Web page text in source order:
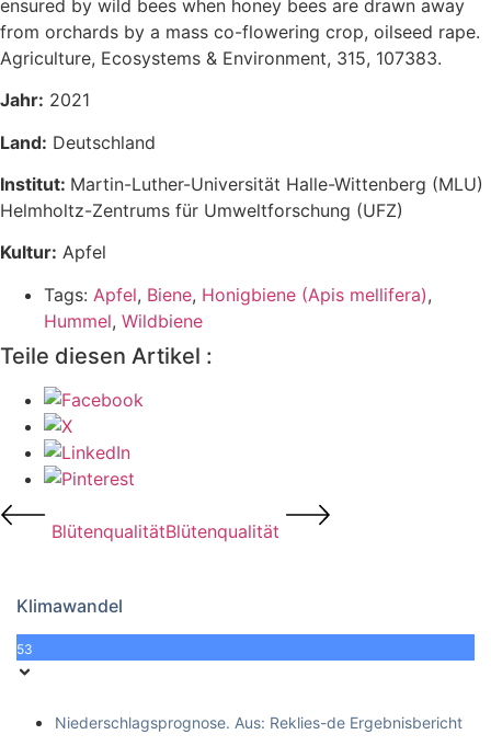
ensured by wild bees when honey bees are drawn away
from orchards by a mass co-flowering crop, oilseed rape.
Agriculture, Ecosystems & Environment, 315, 107383.
Jahr: 2021
Land: Deutschland
Institut: Martin-Luther-Universität Halle-Wittenberg (MLU)
Helmholtz-Zentrums für Umweltforschung (UFZ)
Kultur: Apfel
Tags: Apfel, Biene, Honigbiene (Apis mellifera),
Hummel, Wildbiene
Teile diesen Artikel :
BlütenqualitätBlütenqualität
Klimawandel
53
Niederschlagsprognose. Aus: Reklies-de Ergebnisbericht